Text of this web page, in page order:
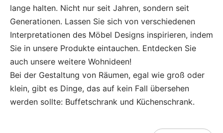
lange halten. Nicht nur seit Jahren, sondern seit
Generationen. Lassen Sie sich von verschiedenen
Interpretationen des Möbel Designs inspirieren, indem
Sie in unsere Produkte eintauchen. Entdecken Sie
auch unsere weitere Wohnideen!
Bei der Gestaltung von Räumen, egal wie groß oder
klein, gibt es Dinge, das auf kein Fall übersehen
werden sollte: Buffetschrank und Küchenschrank.